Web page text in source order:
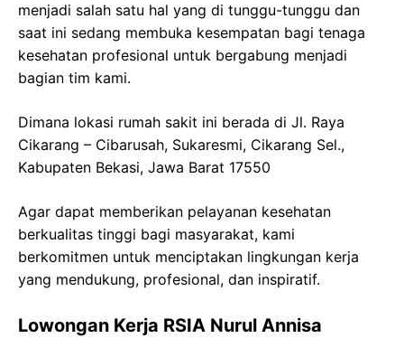
menjadi salah satu hal yang di tunggu-tunggu dan
saat ini sedang membuka kesempatan bagi tenaga
kesehatan profesional untuk bergabung menjadi
bagian tim kami.
Dimana lokasi rumah sakit ini berada di Jl. Raya
Cikarang – Cibarusah, Sukaresmi, Cikarang Sel.,
Kabupaten Bekasi, Jawa Barat 17550
Agar dapat memberikan pelayanan kesehatan
berkualitas tinggi bagi masyarakat, kami
berkomitmen untuk menciptakan lingkungan kerja
yang mendukung, profesional, dan inspiratif.
Lowongan Kerja RSIA Nurul Annisa